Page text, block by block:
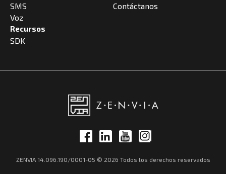
SMS
Voz
Recursos
SDK
Contáctanos
ZENVIA 14.096.190/0001-05 © 2026 Todos los derechos reservados